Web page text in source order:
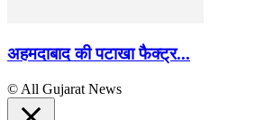
अहमदाबाद की पटाखा फैक्ट्र...
© All Gujarat News